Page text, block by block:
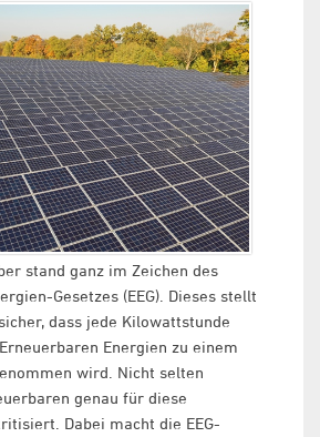
stand ganz im Zeichen des
Gesetzes (EEG). Dieses stellt
dass jede Kilowattstunde
Energien zu einem
wird. Nicht selten
genau für diese
Dabei macht die EEG-